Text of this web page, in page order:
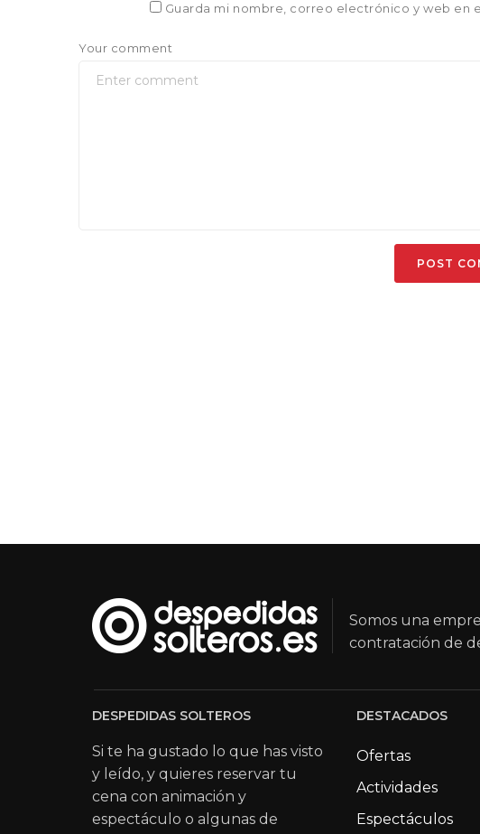
Guarda mi nombre, correo electrónico y web en
Your comment
Somos una
contratación de
DESPEDIDAS SOLTEROS
Si te ha gustado lo que has visto
y leído, y quieres reservar tu
cena con animación y
espectáculo o algunas de
DESTACADOS
Ofertas
Actividades
Espectáculos